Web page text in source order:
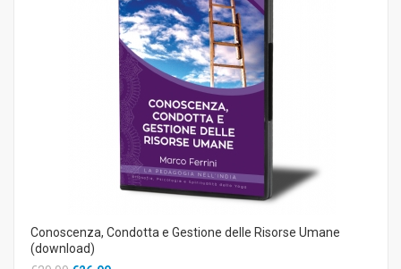
Conoscenza, Condotta e Gestione delle Risorse Umane
(download)